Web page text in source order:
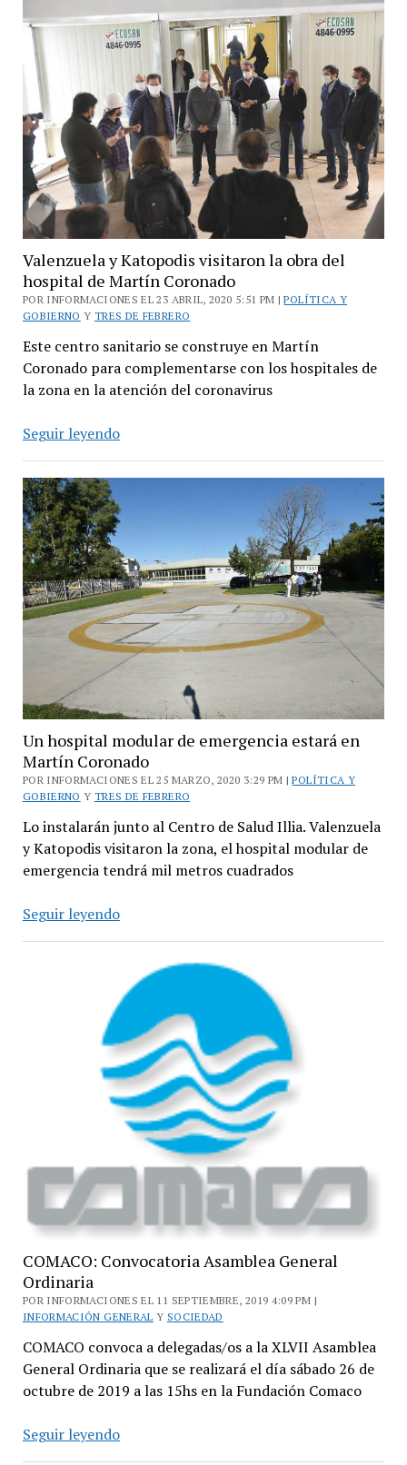
«no
tengo
sólo
busco
verdad
y
justicia»
Valenzuela y Katopodis visitaron la obra del
hospital de Martín Coronado
POR INFORMACIONES EL 23 ABRIL, 2020 5:51 PM |POLÍTICA Y
GOBIERNO Y TRES DE FEBRERO
Este centro sanitario se construye en Martín
Coronado para complementarse con los hospitales de
la zona en la atención del coronavirus
Seguir leyendoValenzuela
Katopodis
visitaron
la
del
hospital
de
Martín
Coronado
Un hospital modular de emergencia estará en
Martín Coronado
POR INFORMACIONES EL 25 MARZO, 2020 3:29 PM |POLÍTICA Y
GOBIERNO Y TRES DE FEBRERO
Lo instalarán junto al Centro de Salud Illia. Valenzuela
y Katopodis visitaron la zona, el hospital modular de
emergencia tendrá mil metros cuadrados
Seguir leyendoUn
emergencia
estará
en
Martín
Coronado
COMACO: Convocatoria Asamblea General
Ordinaria
POR INFORMACIONES EL 11 SEPTIEMBRE, 2019 4:09 PM |
INFORMACIÓN GENERAL Y SOCIEDAD
COMACO convoca a delegadas/os a la XLVII Asamblea
General Ordinaria que se realizará el día sábado 26 de
octubre de 2019 a las 15hs en la Fundación Comaco
Seguir leyendoCOMACO: